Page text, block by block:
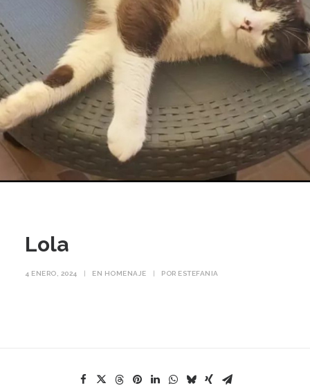
Lola
4 ENERO, 2024 | EN HOMENAJE | POR ESTEFANIA